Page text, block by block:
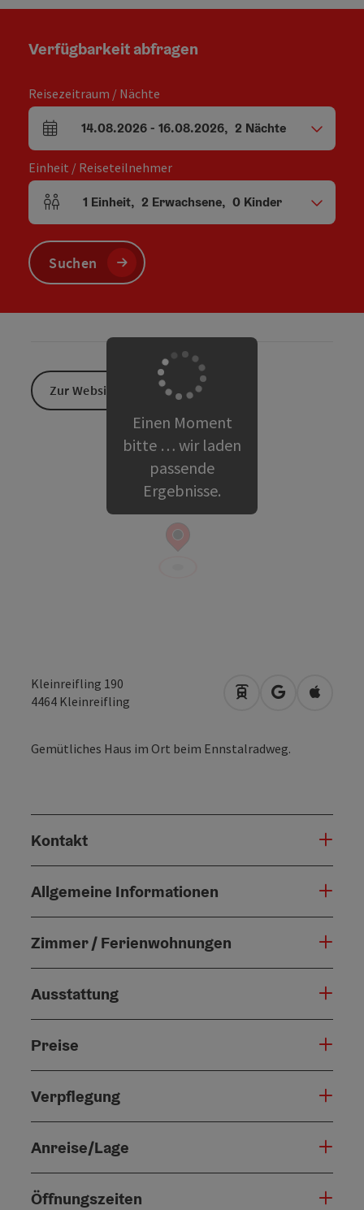
Kleinreifling 190
4464 Kleinreifling Anreise mit
in Google
in
Gemütliches Haus im Ort beim Ennstalradweg.
Kontakt
Allgemeine Informationen
Zimmer / Ferienwohnungen
Ausstattung
Preise
Verpflegung
Anreise/Lage
Öffnungszeiten
Verfügbarkeit abfragen
Reisezeitraum / Nächte
An- und Abreisefelder
14.08.2026- 16.08.2026, 2 Nächte
Einheit / Reiseteilnehmer
Einheitenanzahl und Personenfelder
1 Einheit, 2 Erwachsene, 0 Kinder
Suchen
Einen Moment
bitte … wir laden
passende
Ergebnisse.
Zur Website